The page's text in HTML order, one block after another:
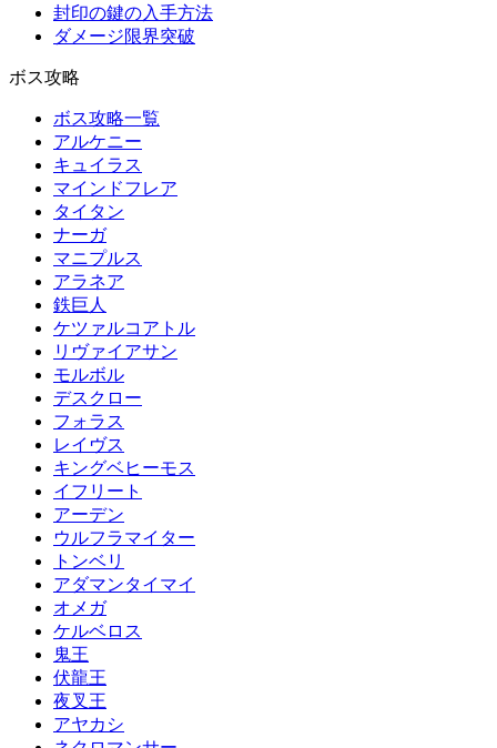
封印の鍵の入手方法
ダメージ限界突破
ボス攻略
ボス攻略一覧
アルケニー
キュイラス
マインドフレア
タイタン
ナーガ
マニプルス
アラネア
鉄巨人
ケツァルコアトル
リヴァイアサン
モルボル
デスクロー
フォラス
レイヴス
キングベヒーモス
イフリート
アーデン
ウルフラマイター
トンベリ
アダマンタイマイ
オメガ
ケルベロス
鬼王
伏龍王
夜叉王
アヤカシ